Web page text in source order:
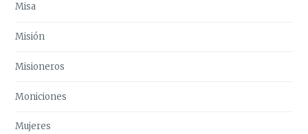
Misa
Misión
Misioneros
Moniciones
Mujeres